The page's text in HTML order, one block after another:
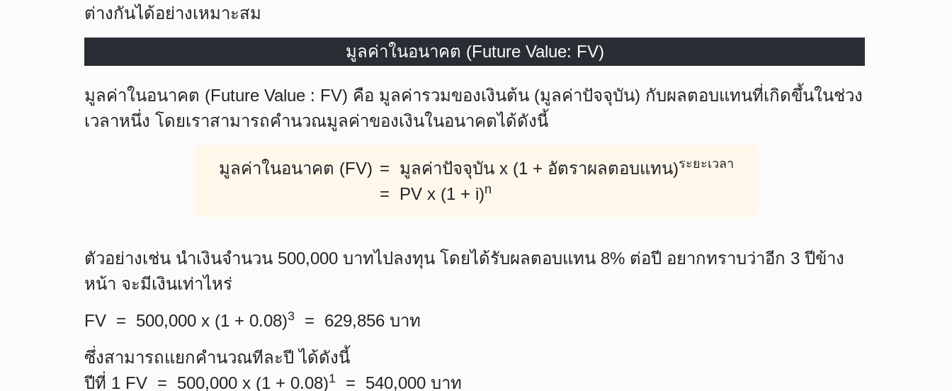
ต่างกันได้อย่างเหมาะสม
มูลค่าในอนาคต (Future Value: FV)
มูลค่าในอนาคต (Future Value : FV) คือ มูลค่ารวมของเงินต้น (มูลค่าปัจจุบัน) กับผลตอบแทนที่เกิดขึ้นในช่วง
เวลาหนึ่ง โดยเราสามารถคำนวณมูลค่าของเงินในอนาคตได้ดังนี้
มูลค่าในอนาคต (FV) = มูลค่าปัจจุบัน x (1 + อัตราผลตอบแทน)ระยะเวลา
= PV x (1 + i)n
ตัวอย่างเช่น นำเงินจำนวน 500,000 บาทไปลงทุน โดยได้รับผลตอบแทน 8% ต่อปี อยากทราบว่าอีก 3 ปีข้าง
หน้า จะมีเงินเท่าไหร่
FV = 500,000 x (1 + 0.08)3
= 629,856 บาท
ซึ่งสามารถแยกคำนวณทีละปี ได้ดังนี้
ปีที่ 1 FV = 500,000 x (1 + 0.08)1
= 540,000 บาท